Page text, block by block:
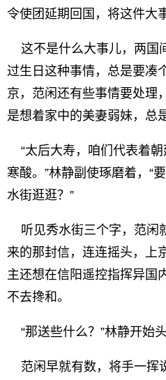
令使团延期回国，将这件大
这不是什么大事儿，两国
过生日这种事情，总是要凑
京，范闲还有些事情要处理
是想着家中的美妻弱妹，总
“太后大寿，咱们代表着
寒酸。”林静副使琢磨着，“
水街逛逛？”
听见秀水街三个字，范闲
来的那封信，连连摇头，上
主还想在信阳遥控指挥异国
不去搀和。
“那送些什么？”林静开始
范闲早就有数，将手一挥